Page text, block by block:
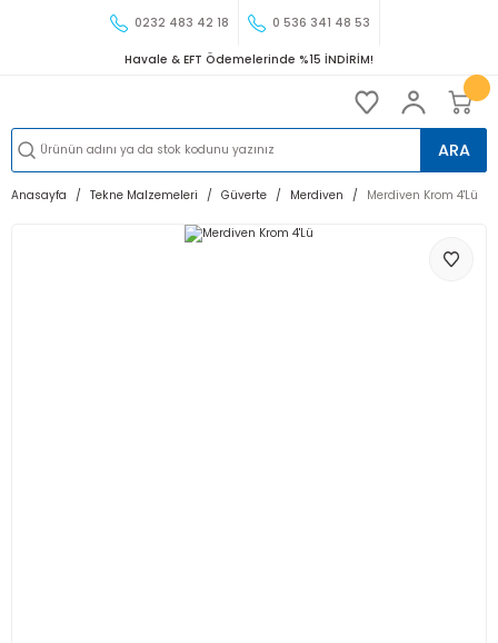
0232 483 42 18 0 536 341 48 53
Havale & EFT Ödemelerinde %15 İNDİRİM!
ARA
Anasayfa Tekne Malzemeleri Güverte Merdiven Merdiven Krom 4'Lü